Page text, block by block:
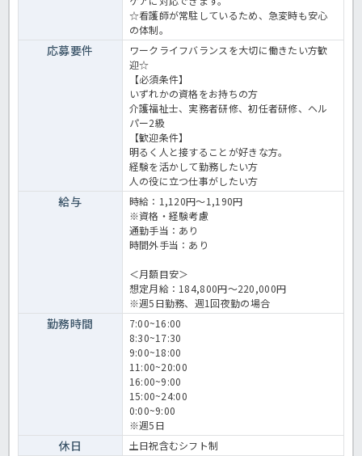
☆看護師が常駐しているため、急変時も安心
の体制。
応募要件
ワークライフバランスを大切に働きたい方歓
迎☆
【必須条件】
いずれかの資格をお持ちの方
介護福祉士、実務者研修、初任者研修、ヘル
パー2級
【歓迎条件】
明るく人と接することが好きな方。
経験を活かして勤務したい方
人の役に立つ仕事がしたい方
給与
時給：1,120円～1,190円
※資格・経験考慮
通勤手当：あり
時間外手当：あり
＜月額目安＞
想定月給：184,800円～220,000円
※週5日勤務、週1回夜勤の場合
勤務時間
7:00~16:00
8:30~17:30
9:00~18:00
11:00~20:00
16:00~9:00
15:00~24:00
0:00~9:00
※週5日
休日 土日祝含むシフト制